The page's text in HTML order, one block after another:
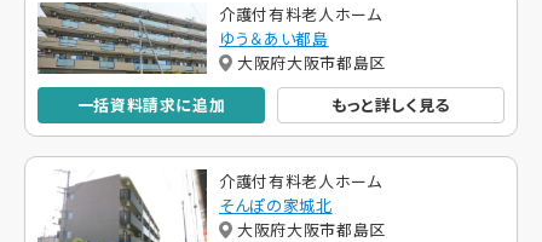
介護付有料老人ホーム
ゆう＆あい都島
大阪府大阪市都島区
一括資料請求に追加
もっと詳しく見る
介護付有料老人ホーム
そんぽの家城北
大阪府大阪市都島区